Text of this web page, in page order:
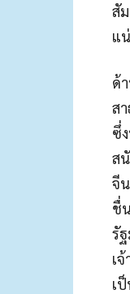
สั
แ
ด้
ส
ซึ่
ส
จี
ชื่
รั
เ
เ